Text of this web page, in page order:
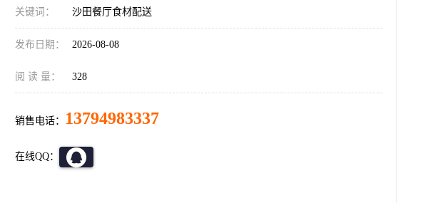
关键词： 沙田餐厅食材配送
发布日期： 2026-08-08
阅 读 量： 328
销售电话： 13794983337
在线QQ：